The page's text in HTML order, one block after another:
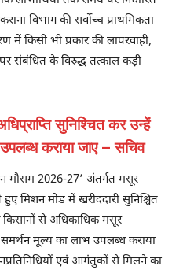
विभाग की सर्वोच्च प्राथमिकता
में किसी भी प्रकार की लापरवाही,
संबंधित के विरुद्ध तत्काल कड़ी
सुनिश्चित कर उन्हें
कराया जाए – सचिव
मौसम 2026-27’ अंतर्गत मसूर
मिशन मोड में खरीददारी सुनिश्चित
किसानों से अधिकाधिक मसूर
समर्थन मूल्य का लाभ उपलब्ध कराया
एवं आगंतुकों से मिलने का